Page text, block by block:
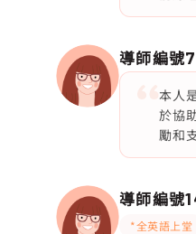
導師編號
本人
於協
勵和
導師編號
*全英語上堂